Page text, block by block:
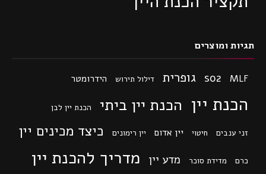
תגיות ומוצרים
MLF
so2 גופרית דילול תירוש הידרומטר
הכנת יין הכנת יין ביתי הכנת יין לבן
זני ענבים חיטוי יין אדום יין רימונים כיצד מכינים יין
כרם מדידת סוכר מדע יין מדריך להכנת יין